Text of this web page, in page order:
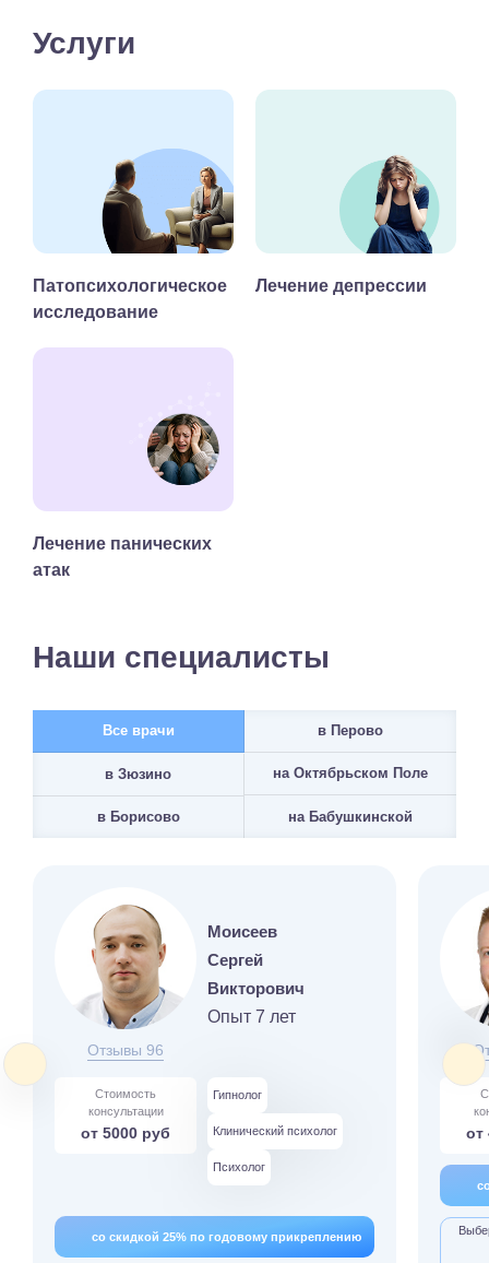
Услуги
Патопсихологическое
исследование
Лечение депрессии
Лечение панических
атак
Наши специалисты
Все врачи в Перово
в Зюзино на Октябрьском Поле
в Борисово на Бабушкинской
Отзывы 96
Моисеев
Сергей
Викторович
Опыт 7 лет
Стоимость
консультации
от 5000 руб
Гипнолог
Клинический психолог
Психолог
со скидкой 25% по годовому прикреплению
от